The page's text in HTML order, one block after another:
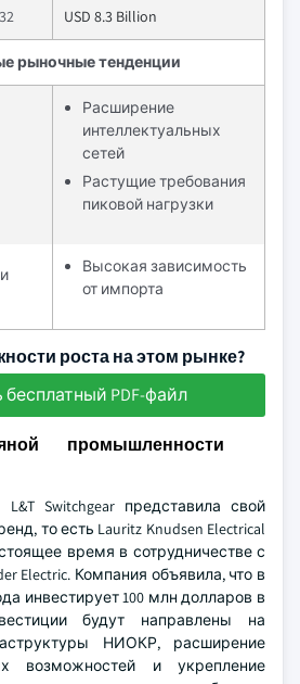
USD 8.3 Billion
рыночные тенденции
Расширение
интеллектуальных
сетей
Растущие требования
пиковой нагрузки
Высокая зависимость
от импорта
роста на этом рынке?
бесплатный PDF-файл
промышленности
Switchgear представила свой
то есть Lauritz Knudsen Electrical
время в сотрудничестве с
Electric. Компания объявила, что в
инвестирует 100 млн долларов в
будут направлены на
НИОКР, расширение
возможностей и укрепление